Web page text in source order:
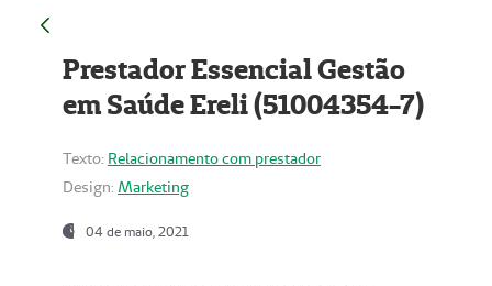
Prestador Essencial Gestão
em Saúde Ereli (51004354-7)
Texto: Relacionamento com prestador
Design: Marketing
04 de maio, 2021